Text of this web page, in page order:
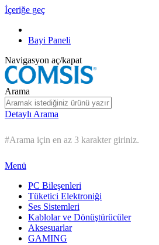
İçeriğe geç
Bayi Paneli
Navigasyon aç/kapat
Arama
Detaylı Arama
#Arama için en az 3 karakter giriniz.
Menü
PC Bileşenleri
Tüketici Elektroniği
Ses Sistemleri
Kablolar ve Dönüştürücüler
Aksesuarlar
GAMING